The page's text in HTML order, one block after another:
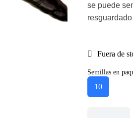
se puede
resguardado
Fuera de
Semillas en
10